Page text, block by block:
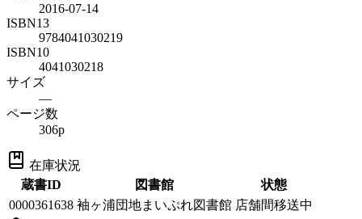
2016-07-14
ISBN13
9784041030219
ISBN10
4041030218
サイズ
—
ページ数
306p
在庫状況
蔵書ID
図書館
状態
0000361638 袖ヶ浦団地まいぷれ図書館 店舗間移送中